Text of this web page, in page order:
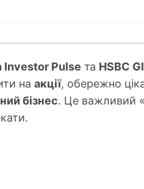
Investor Pulse та HSBC
на акції, обережно
бізнес. Це важливий